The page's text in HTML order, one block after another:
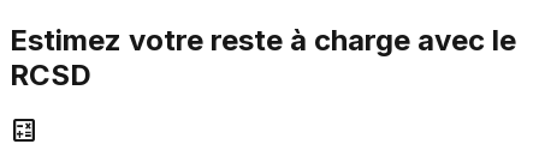
Estimez votre reste à charge avec le
RCSD
calculate